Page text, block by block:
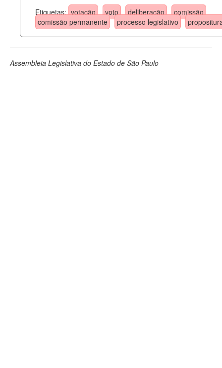
Etiquetas: votação voto deliberação
comissão
comissão permanente
processo legislativo
Assembleia Legislativa do Estado de São Paulo